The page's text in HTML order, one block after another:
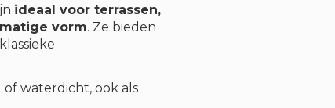
ideaal voor terrassen,
vorm. Ze bieden
waterdicht, ook als